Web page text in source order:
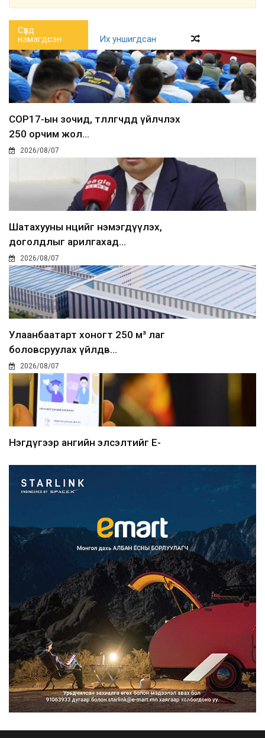
Сүүлд
нэмэгдсэн
Их уншигдсан
COP17-ын зочид, төлөөлөгчдөд үйлчлэх
250 орчим жол...
2026/08/07
Шатахууны нөөцийг нэмэгдүүлэх,
доголдлыг арилгахад...
2026/08/07
Улаанбаатарт хоногт 250 м³ лаг
боловсруулах үйлдв...
2026/08/07
Нэгдүгээр ангийн элсэлтийг E-
Францад иргэд рүү зөвшөөрөлгүй
сурталчилгааны дууд...
2026/08/07
Нийтийн тээврийн Ч:19А чиглэлийн
замналд түр хугац...
2026/08/07